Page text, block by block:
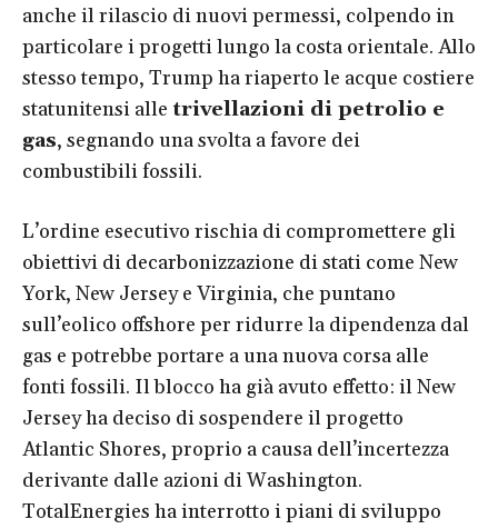
anche il rilascio di nuovi permessi, colpendo in
particolare i progetti lungo la costa orientale. Allo
stesso tempo, Trump ha riaperto le acque costiere
statunitensi alle trivellazioni di petrolio e
gas, segnando una svolta a favore dei
combustibili fossili.
L’ordine esecutivo rischia di compromettere gli
obiettivi di decarbonizzazione di stati come New
York, New Jersey e Virginia, che puntano
sull’eolico offshore per ridurre la dipendenza dal
gas e potrebbe portare a una nuova corsa alle
fonti fossili. Il blocco ha già avuto effetto: il New
Jersey ha deciso di sospendere il progetto
Atlantic Shores, proprio a causa dell’incertezza
derivante dalle azioni di Washington.
TotalEnergies ha interrotto i piani di sviluppo